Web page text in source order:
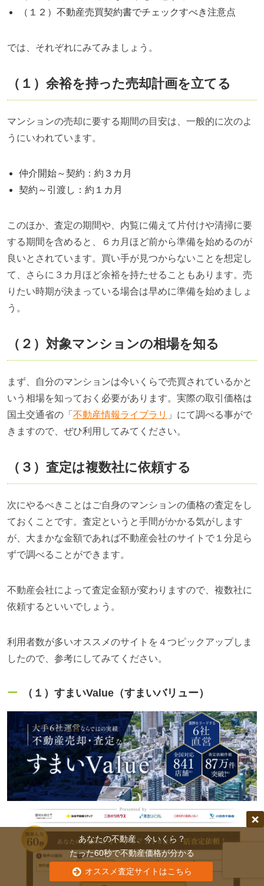
（ １２ ）不動産売買契約書でチェックすべき注意点
では、それぞれにみてみましょう。
（１）余裕を持った売却計画を立てる
マンションの売却に要する期間の目安は、一般的に次のよ
うにいわれています。
仲介開始～契約：約３カ月
契約～引渡し：約１カ月
このほか、査定の期間や、内覧に備えて片付けや清掃に要
する期間を含めると、６カ月ほど前から準備を始めるのが
良いとされています。買い手が見つからないことを想定し
て、さらに３カ月ほど余裕を持たせることもあります。売
りたい時期が決まっている場合は早めに準備を始めましょ
う。
（２）対象マンションの相場を知る
まず、自分のマンションは今いくらで売買されているかと
いう相場を知っておく必要があります。実際の取引価格は
国土交通省の「 不動産情報ライブラリ 」にて調べる事がで
きますので、ぜひ利用してみてください。
（３）査定は複数社に依頼する
次にやるべきことはご自身のマンションの価格の査定をし
ておくことです。査定というと手間がかかる気がします
が、大まかな金額であれば不動産会社のサイトで１分足ら
ずで調べることができます。
不動産会社によって査定金額が変わりますので、複数社に
依頼するといいでしょう。
利用者数が多いオススメのサイトを４つピックアップしま
したので、参考にしてみてください。
（１）すまいValue（すまいバリュー）
あなたの不動産、今いくら？
たった60秒で不動産価格が分かる
オススメ査定サイトはこちら